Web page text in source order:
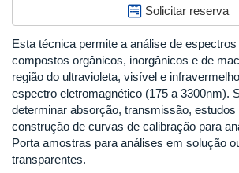
Solicitar reserva
Esta técnica permite a análise de
compostos orgânicos, inorgânicos e de
região do ultravioleta, visível e
espectro eletromagnético (175 a 3300nm).
determinar absorção, transmissão, estudos
construção de curvas de calibração para
Porta amostras para análises em solução
transparentes.